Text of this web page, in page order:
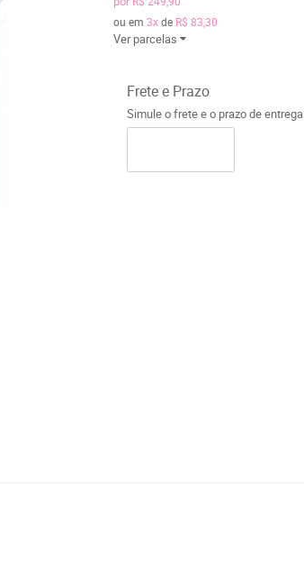
ou em 3xde R$ 83,30
Ver parcelas
Frete e Prazo
Simule o frete e o prazo de